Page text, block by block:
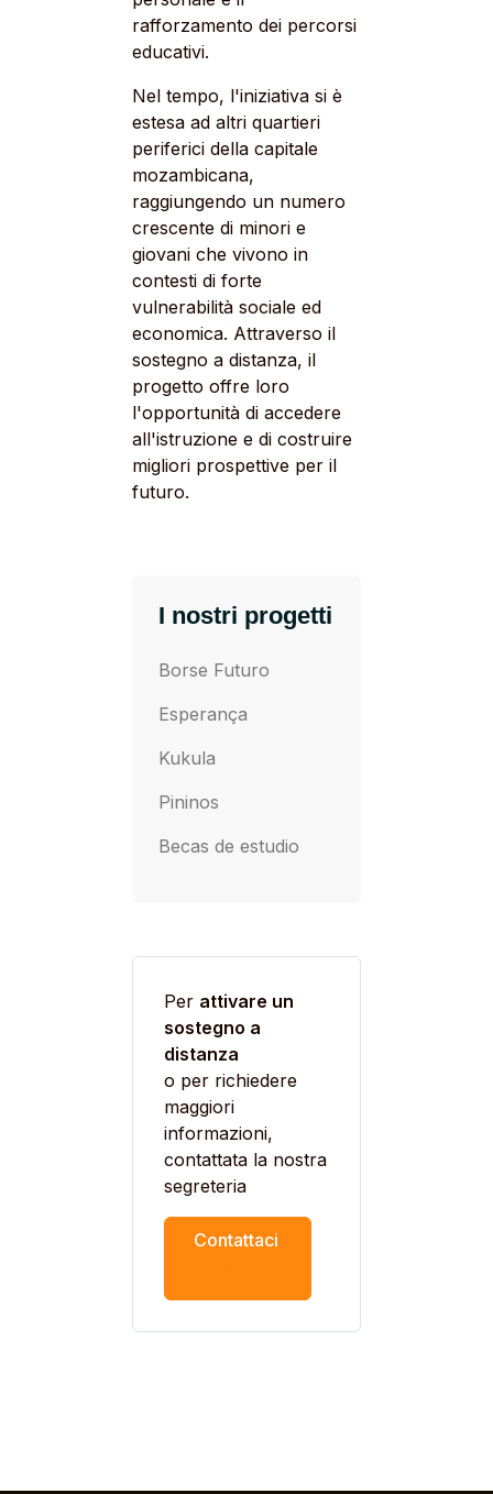
rafforzamento dei percorsi
educativi.
Nel tempo, l'iniziativa si è
estesa ad altri quartieri
periferici della capitale
mozambicana,
raggiungendo un numero
crescente di minori e
giovani che vivono in
contesti di forte
vulnerabilità sociale ed
economica. Attraverso il
sostegno a distanza, il
progetto offre loro
l'opportunità di accedere
all'istruzione e di costruire
migliori prospettive per il
futuro.
I nostri progetti
Borse Futuro
Esperança
Kukula
Pininos
Becas de estudio
Per attivare un
sostegno a
distanza
o per richiedere
maggiori
informazioni,
contattata la nostra
segreteria
Contattaci